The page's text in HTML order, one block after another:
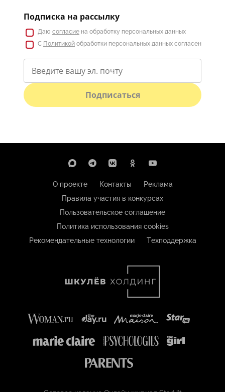
Подписка на рассылку
Даю согласие на обработку персональных данных
С Политикой обработки персональных данных согласен
Подписаться
О проекте Контакты
Реклама
Правила участия в конкурсах
Пользовательское соглашение
Политика использования cookies
Рекомендательные технологии
Техподдержка